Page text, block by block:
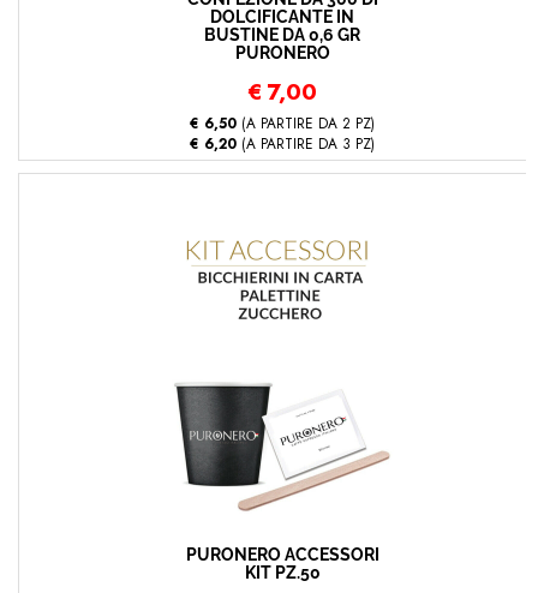
DOLCIFICANTE IN
BUSTINE DA 0,6 GR
PURONERO
€ 7,00
€ 6,50 (A PARTIRE DA 2 PZ)
€ 6,20 (A PARTIRE DA 3 PZ)
PURONERO ACCESSORI
KIT PZ.50